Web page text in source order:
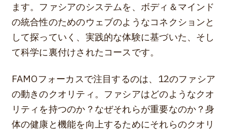
ます。ファシアのシステムを、ボディ＆マインド
の統合性のためのウェブのようなコネクションと
して探っていく、実践的な体験に基づいた、そし
て科学に裏付けされたコースです。
FAMOフォーカスで注目するのは、12のファシア
の動きのクオリティ。ファシアはどのようなクオ
リティを持つのか？なぜそれらが重要なのか？身
体の健康と機能を向上するためにそれらのクオリ